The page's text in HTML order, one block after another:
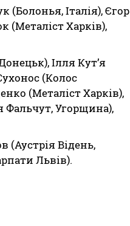
Італія), Єгор
(Металіст Харків),
Ілля Кут’я
(Колос
(Металіст Харків),
Фальчут, Угорщина),
(Аустрія Відень,
Львів).